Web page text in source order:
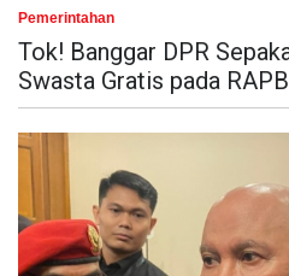
Pemerintahan
Tok! Banggar DPR
Swasta Gratis pada